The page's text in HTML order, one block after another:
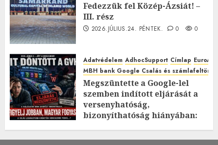
Fedezzük fel Közép-Ázsiát! –
III. rész
2026.JÚLIUS.24. PÉNTEK. 0 0
Adatvédelem AdhocSupport Címlap
MBH bank Google Csalás és
Megszüntette a Google-lel
szemben indított eljárását a
versenyhatóság,
bizonyíthatóság hiányában:
2026.JÚLIUS.23. CSÜTÖRTÖK.
0